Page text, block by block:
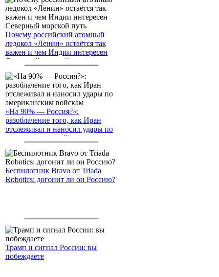
Почему российский атомный
ледокол «Ленин» остаётся так
важен и чем Индии интересен
Северный морской путь
«На 90% — Россия?»:
разоблачение того, как Иран
отслеживал и наносил удары по
американским войскам
Беспилотник Bravo от Triada
Robotics: догонит ли он Россию?
Трамп и сигнал России: вы
побеждаете